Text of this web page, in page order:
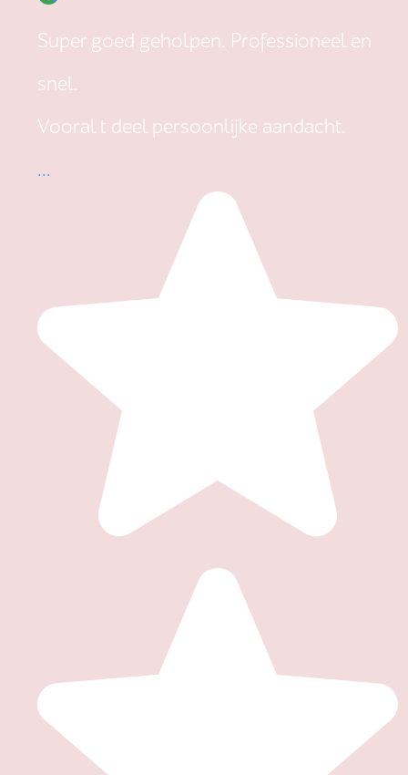
Super goed geholpen. Professioneel en
snel.
Vooral t deel persoonlijke aandacht.
...